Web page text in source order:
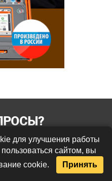
С
консультанты свяжутся
для улучшения работы
сайтом, вы
cookie.
Принять